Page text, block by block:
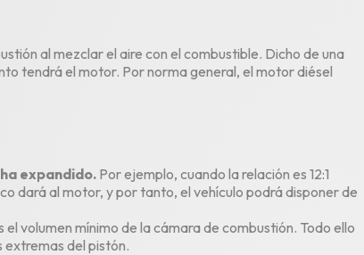
al mezclar el aire con el combustible. Dicho de una
tendrá el motor. Por norma general, el motordiésel
expandido. Por ejemplo, cuando la relación es 12:1
dará al motor, y por tanto, el vehículo podrá disponer de
volumen mínimo de la cámara de combustión. Todo ello
extremas del pistón.